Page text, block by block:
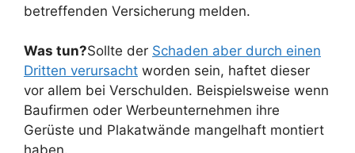
betreffenden Versicherung melden.
Was tun?Sollte der Schaden aber durch einen
Dritten verursacht worden sein, haftet dieser
vor allem bei Verschulden. Beispielsweise wenn
Baufirmen oder Werbeunternehmen ihre
Gerüste und Plakatwände mangelhaft montiert